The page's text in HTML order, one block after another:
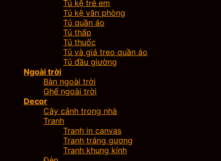
Tủ kệ trẻ em
Tủ kệ văn phòng
Tủ quần áo
Tủ thấp
Tủ thuốc
Tủ và giá treo quần áo
Tủ đầu giường
Ngoài trời
Bàn ngoài trời
Ghế ngoài trời
Decor
Cây cảnh trong nhà
Tranh
Tranh in canvas
Tranh tráng gương
Tranh khung kính